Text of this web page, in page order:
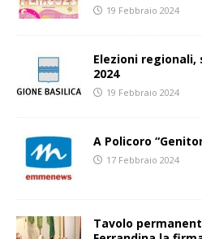
19 Febbraio 2024
Elezioni regionali,
2024
19 Febbraio 2024
A Policoro
17 Febbraio 2024
Tavolo